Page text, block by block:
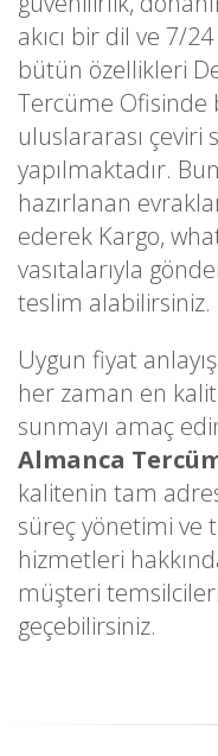
akıcı bir dil ve 7/
bütün özellikleri
Tercüme Ofisinde
uluslararası çeviri
yapılmaktadır.
hazırlanan
ederek Kargo,
vasıtalarıyla
teslim alabilirsiniz.
Uygun fiyat
her zaman en
sunmayı amaç
Almanca
kalitenin tam
süreç yönetimi ve
hizmetleri
müşteri
geçebilirsiniz.